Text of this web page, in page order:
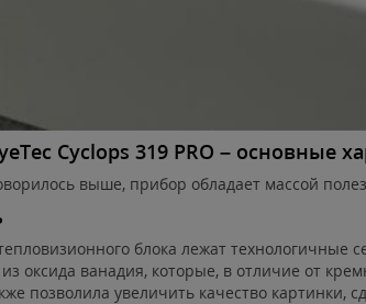
Cyclops 319 PRO – основные
выше, прибор обладает массой
блока лежат технологичные
оксида ванадия, которые, в отличие от
позволила увеличить качество картинки,